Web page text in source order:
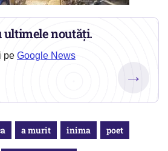
noutăți.
pe Google News
→
a murit inima poet